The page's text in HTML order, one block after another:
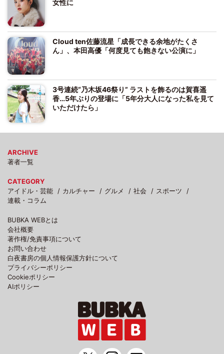
女性に
Cloud ten佐藤流星「成長できる余地がたくさ
ん」、本田高優「何度見ても飽きない公演に」
3号連続“乃木坂46祭り” ラストを飾るのは賀喜遥
香…5年ぶりの登場に「5年分大人になった私を見て
いただけたら」
ARCHIVE
著者一覧
CATEGORY
アイドル・芸能
カルチャー グルメ 社会
スポーツ
連載・コラム
BUBKA WEBとは
会社概要
著作権/免責事項について
お問い合わせ
白夜書房の個人情報保護方針について
プライバシーポリシー
Cookieポリシー
AIポリシー